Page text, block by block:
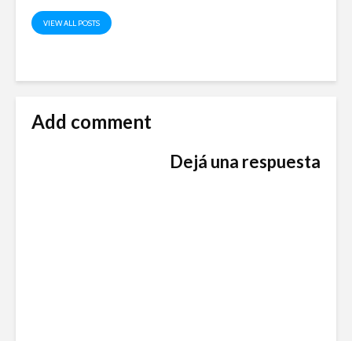
VIEW ALL POSTS
Add comment
Dejá una respuesta